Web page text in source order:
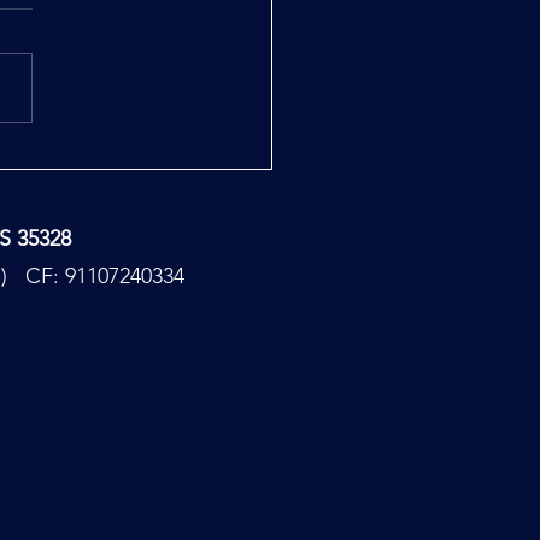
e Pelizza il Codice
35328
CF: 91107240334